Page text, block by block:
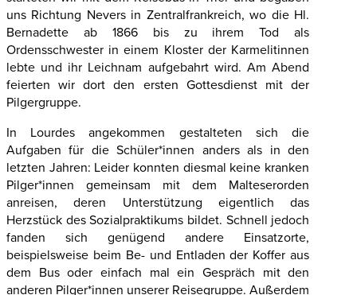
uns Richtung Nevers in Zentralfrankreich, wo die Hl.
Bernadette ab 1866 bis zu ihrem Tod als
Ordensschwester in einem Kloster der Karmelitinnen
lebte und ihr Leichnam aufgebahrt wird. Am Abend
feierten wir dort den ersten Gottesdienst mit der
Pilgergruppe.
In Lourdes angekommen gestalteten sich die
Aufgaben für die Schüler*innen anders als in den
letzten Jahren: Leider konnten diesmal keine kranken
Pilger*innen gemeinsam mit dem Malteserorden
anreisen, deren Unterstützung eigentlich das
Herzstück des Sozialpraktikums bildet. Schnell jedoch
fanden sich genügend andere Einsatzorte,
beispielsweise beim Be- und Entladen der Koffer aus
dem Bus oder einfach mal ein Gespräch mit den
anderen Pilger*innen unserer Reisegruppe. Außerdem